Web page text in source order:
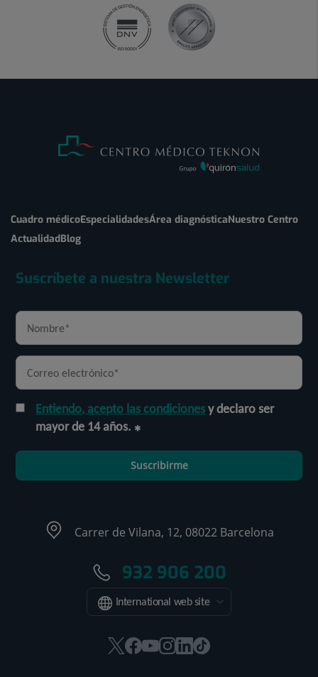
Cuadro médicoEspecialidadesÁrea diagnósticaNuestro Centro
ActualidadBlog
Suscríbete a nuestra Newsletter
Entiendo, acepto las condicionesy declaro ser
mayor de 14 años.
Suscribirme
Carrer de Vilana, 12, 08022 Barcelona
932 906 200
International web site
EsteEsteEsteEsteEsteEnlace